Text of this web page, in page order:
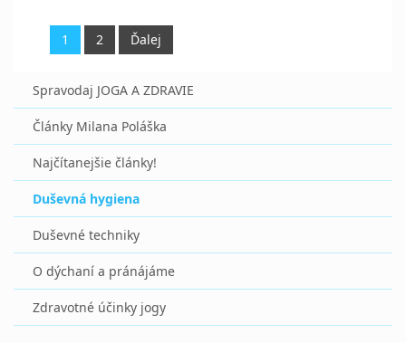
1 2 Ďalej
Spravodaj JOGA A ZDRAVIE
Články Milana Poláška
Najčítanejšie články!
Duševná hygiena
Duševné techniky
O dýchaní a pránájáme
Zdravotné účinky jogy